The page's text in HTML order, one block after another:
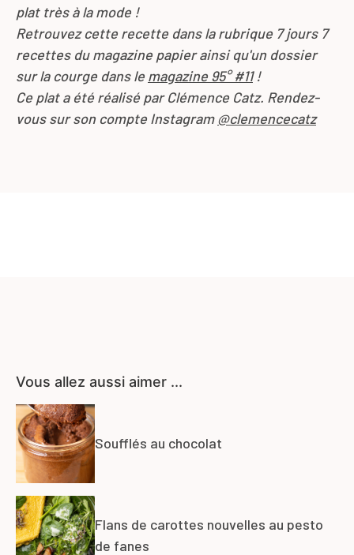
plat très à la mode !
Retrouvez cette recette dans la rubrique 7 jours 7
recettes du magazine papier ainsi qu'un dossier
sur la courge dans le magazine 95° #11!
Ce plat a été réalisé par Clémence Catz. Rendez-
vous sur son compte Instagram@clemencecatz
Vous allez aussi aimer ...
Soufflés au chocolat
Flans de carottes nouvelles au pesto
de fanes